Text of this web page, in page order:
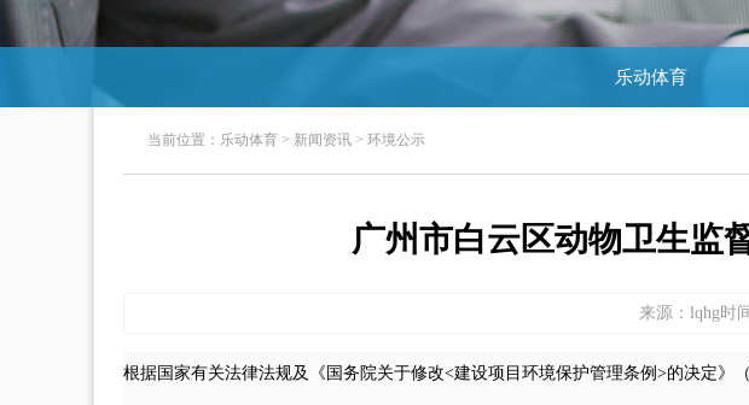
乐动体育
当前位置： 乐动体育 > 新闻资讯 > 环境公示
广州市白云区动物卫生监
来源：lqhg时
根据国家有关法律法规及《国务院关于修改<建设项目环境保护管理条例>的决定